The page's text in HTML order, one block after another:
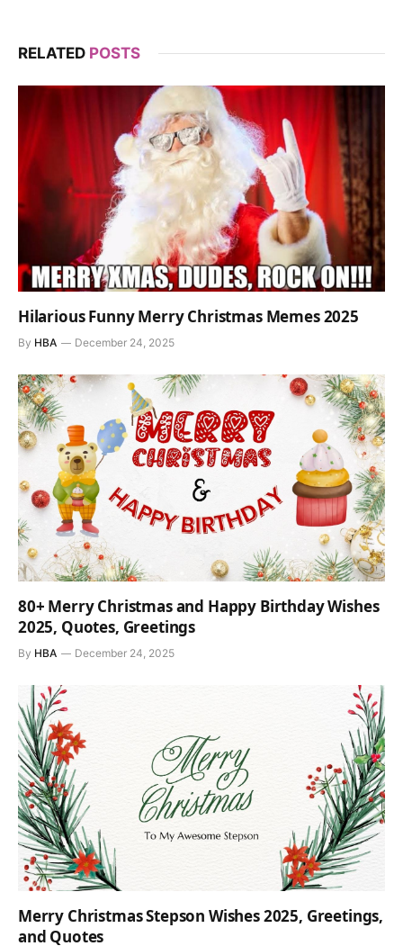
RELATED POSTS
Hilarious Funny Merry Christmas Memes 2025
By HBA December 24, 2025
80+ Merry Christmas and Happy Birthday Wishes
2025, Quotes, Greetings
By HBA December 24, 2025
Merry Christmas Stepson Wishes 2025, Greetings,
and Quotes